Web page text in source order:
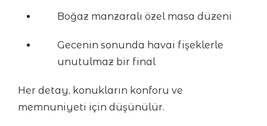
Boğaz manzaralı özel masa düzeni
Gecenin sonunda havai fişeklerle
unutulmaz bir final
Her detay, konukların konforu ve
memnuniyeti için düşünülür.